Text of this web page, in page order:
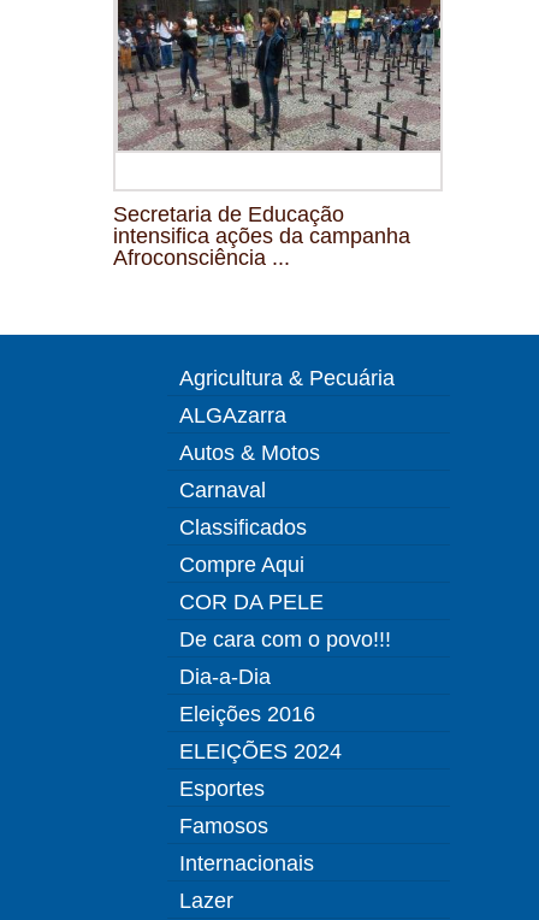
Secretaria de Educação
intensifica ações da campanha
Afroconsciência ...
Agricultura & Pecuária
ALGAzarra
Autos & Motos
Carnaval
Classificados
Compre Aqui
COR DA PELE
De cara com o povo!!!
Dia-a-Dia
Eleições 2016
ELEIÇÕES 2024
Esportes
Famosos
Internacionais
Lazer